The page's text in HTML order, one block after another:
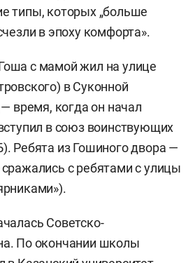
типы, которых „больше
в эпоху комфорта».
с мамой жил на улице
в Суконной
время, когда он начал
в союз воинствующих
Ребята из Гошиного двора —
с ребятами с улицы
Советско-
По окончании школы